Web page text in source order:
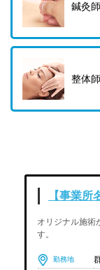
鍼灸師
整体
【事業所
オリジナル施術
す。
勤務地